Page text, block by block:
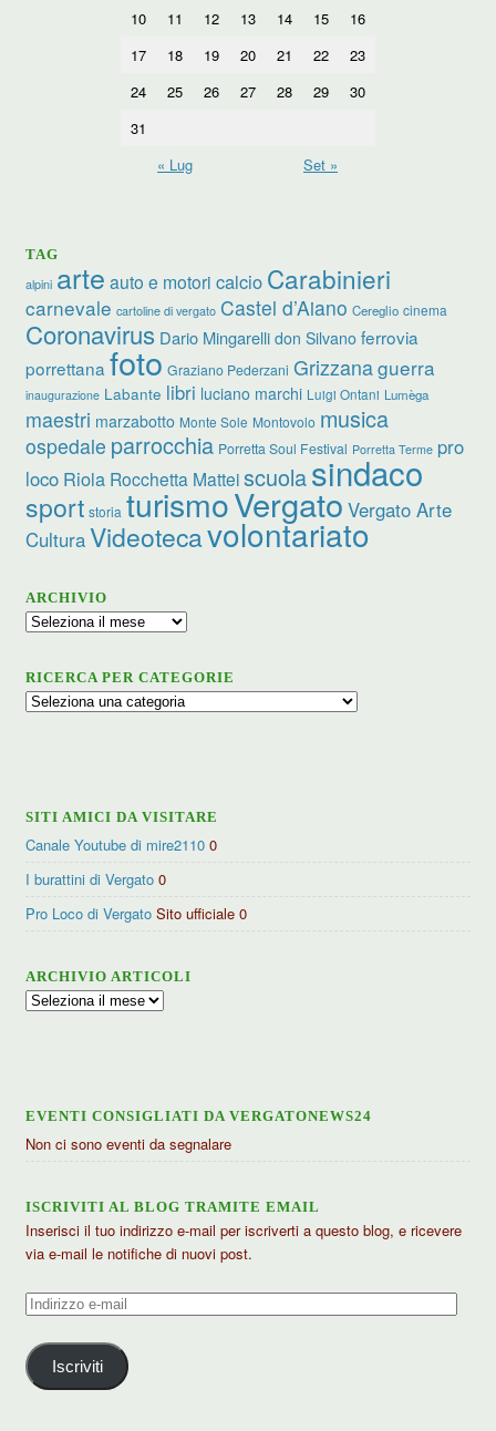
10
11 12 13 14 15
16
17
18 19 20 21 22
23
24
25 26 27 28 29
30
31
« Lug
Set »
TAG
alpini arte auto e motori calcio Carabinieri
carnevale cartoline di vergato Castel d’Aiano Cereglio cinema
Coronavirus Dario Mingarelli don Silvano ferrovia
porrettana foto Graziano Pederzani Grizzanaguerra
inaugurazione Labante libri luciano marchi Luigi Ontani Lumèga
maestri marzabotto Monte Sole Montovolo musica
ospedale parrocchia Porretta Soul Festival Porretta Terme pro
loco Riola Rocchetta Matteiscuolasindaco
sport storia turismoVergato Vergato Arte
CulturaVideotecavolontariato
ARCHIVIO
Archivio
RICERCA PER CATEGORIE
Ricerca
SITI AMICI DA VISITARE
Canale Youtube di mire2110 0
I burattini di Vergato 0
Pro Loco di Vergato Sito ufficiale 0
ARCHIVIO ARTICOLI
Archivio
EVENTI CONSIGLIATI DA VERGATONEWS24
Non ci sono eventi da segnalare
ISCRIVITI AL BLOG TRAMITE EMAIL
Inserisci il tuo indirizzo e-mail per iscriverti a questo blog, e ricevere
via e-mail le notifiche di nuovi post.
Indirizzo
mail
Iscriviti